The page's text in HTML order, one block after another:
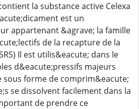
la substance active Celexa
est un
appartenant &agrave; la famille
de la recapture de la
Il est utilis&eacute; dans le
d&eacute;pressifs majeurs
sous forme de comprim&eacute;
se dissolvent facilement dans la
de prendre ce